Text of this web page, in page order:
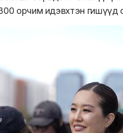
300 орчим идэвхтэн гишүүд